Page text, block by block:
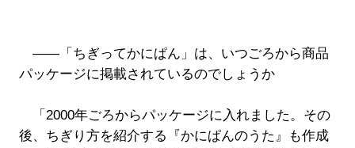
――「ちぎってかにぱん」は、いつごろから商品
パッケージに掲載されているのでしょうか
「2000年ごろからパッケージに入れました。その
後、ちぎり方を紹介する『かにぱんのうた』も作成